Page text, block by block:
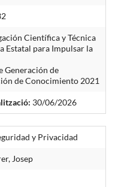
Científica y Técnica
Estatal para Impulsar la
Generación de
de Conocimiento 2021
30/06/2026
y Privacidad
Josep